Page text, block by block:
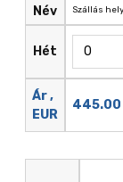
Név
Hét
Ár ,
EUR
Szállás
445.00